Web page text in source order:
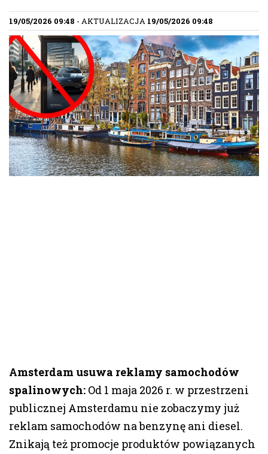
19/05/2026 09:48 - AKTUALIZACJA 19/05/2026 09:48
Amsterdam usuwa reklamy samochodów
spalinowych: Od 1 maja 2026 r. w przestrzeni
publicznej Amsterdamu nie zobaczymy już
reklam samochodów na benzynę ani diesel.
Znikają też promocje produktów powiązanych